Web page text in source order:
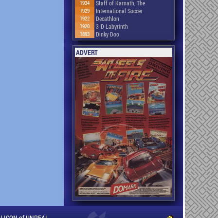
1934 Staff of Karnath, The
1929 International Soccer
1922 Decathlon
1920 3-D Labyrinth
1893 Dinky Doo
ADVERT